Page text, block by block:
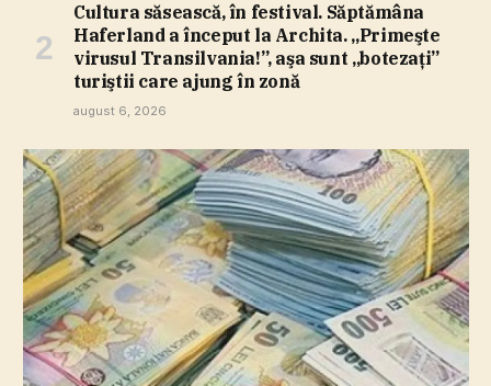
Cultura săsească, în festival. Săptămâna
Haferland a început la Archita. „Primeşte
virusul Transilvania!”, aşa sunt „botezaţi”
turiştii care ajung în zonă
august 6, 2026